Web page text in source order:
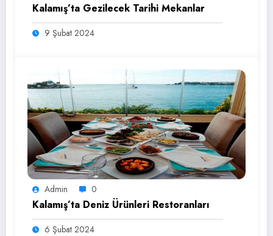
Kalamış’ta Gezilecek Tarihi Mekanlar
9 Şubat 2024
Admin 0
Kalamış’ta Deniz Ürünleri Restoranları
6 Şubat 2024